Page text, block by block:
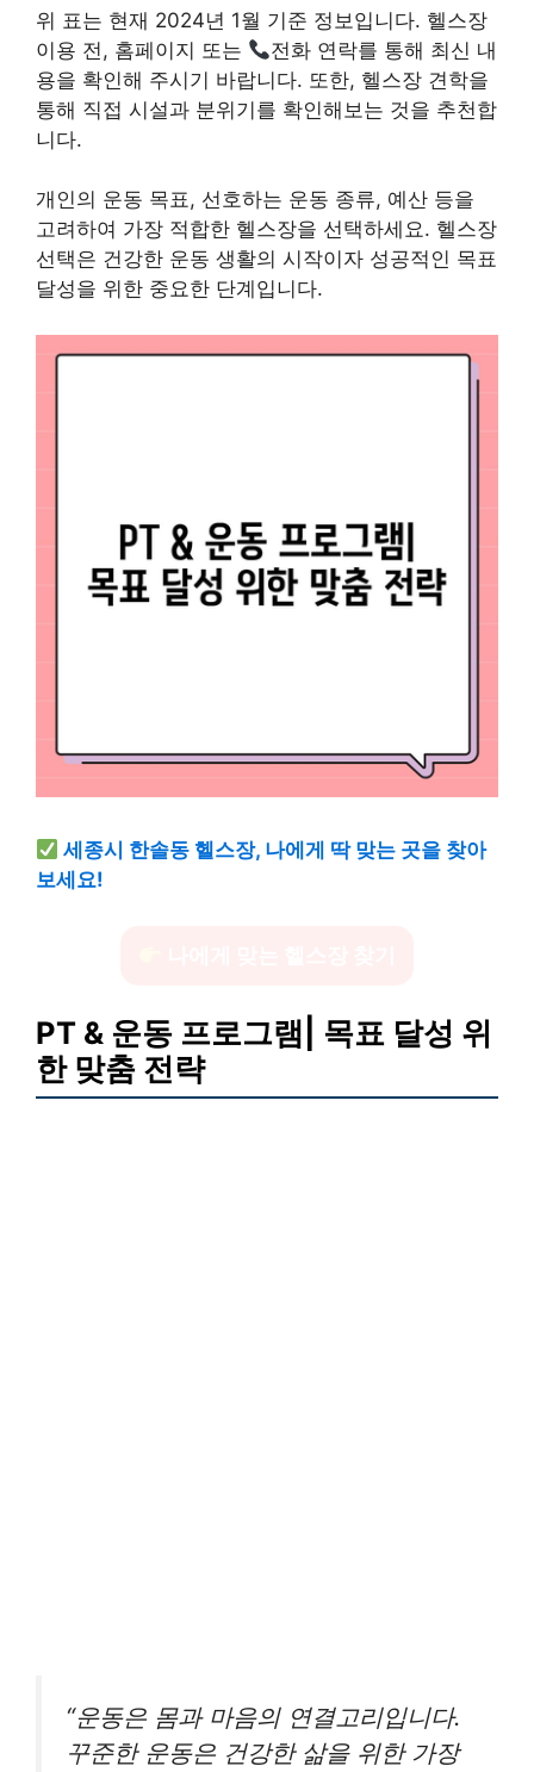
위 표는 현재 2024년 1월 기준 정보입니다. 헬스장
이용 전, 홈페이지 또는
전화 연락를 통해 최신 내
용을 확인해 주시기 바랍니다. 또한, 헬스장 견학을
통해 직접 시설과 분위기를 확인해보는 것을 추천합
니다.
개인의 운동 목표, 선호하는 운동 종류, 예산 등을
고려하여 가장 적합한 헬스장을 선택하세요. 헬스장
선택은 건강한 운동 생활의 시작이자 성공적인 목표
달성을 위한 중요한 단계입니다.
세종시 한솔동 헬스장, 나에게 딱 맞는 곳을 찾아
보세요!
PT & 운동 프로그램| 목표 달성 위
한 맞춤 전략
“운동은 몸과 마음의 연결고리입니다.
꾸준한 운동은 건강한 삶을 위한 가장